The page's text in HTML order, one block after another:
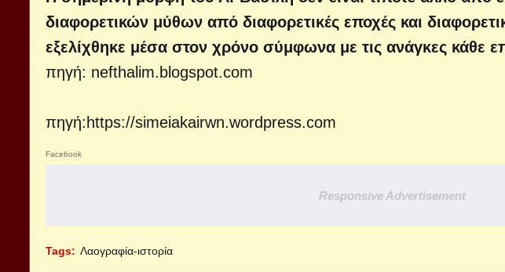
διαφορετικών μύθων από διαφορετικές εποχές και
εξελίχθηκε μέσα στον χρόνο σύμφωνα με τις ανάγκες κάθε
πηγή: nefthalim.blogspot.com
πηγή: https://simeiakairwn.wordpress.com
Facebook
Responsive Advertisement
Tags: Λαογραφία-ιστορία